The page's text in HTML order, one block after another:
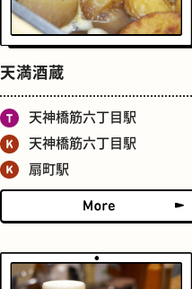
ドーナツ
天満酒蔵
天神橋筋六丁目駅
天神橋筋六丁目駅
扇町駅